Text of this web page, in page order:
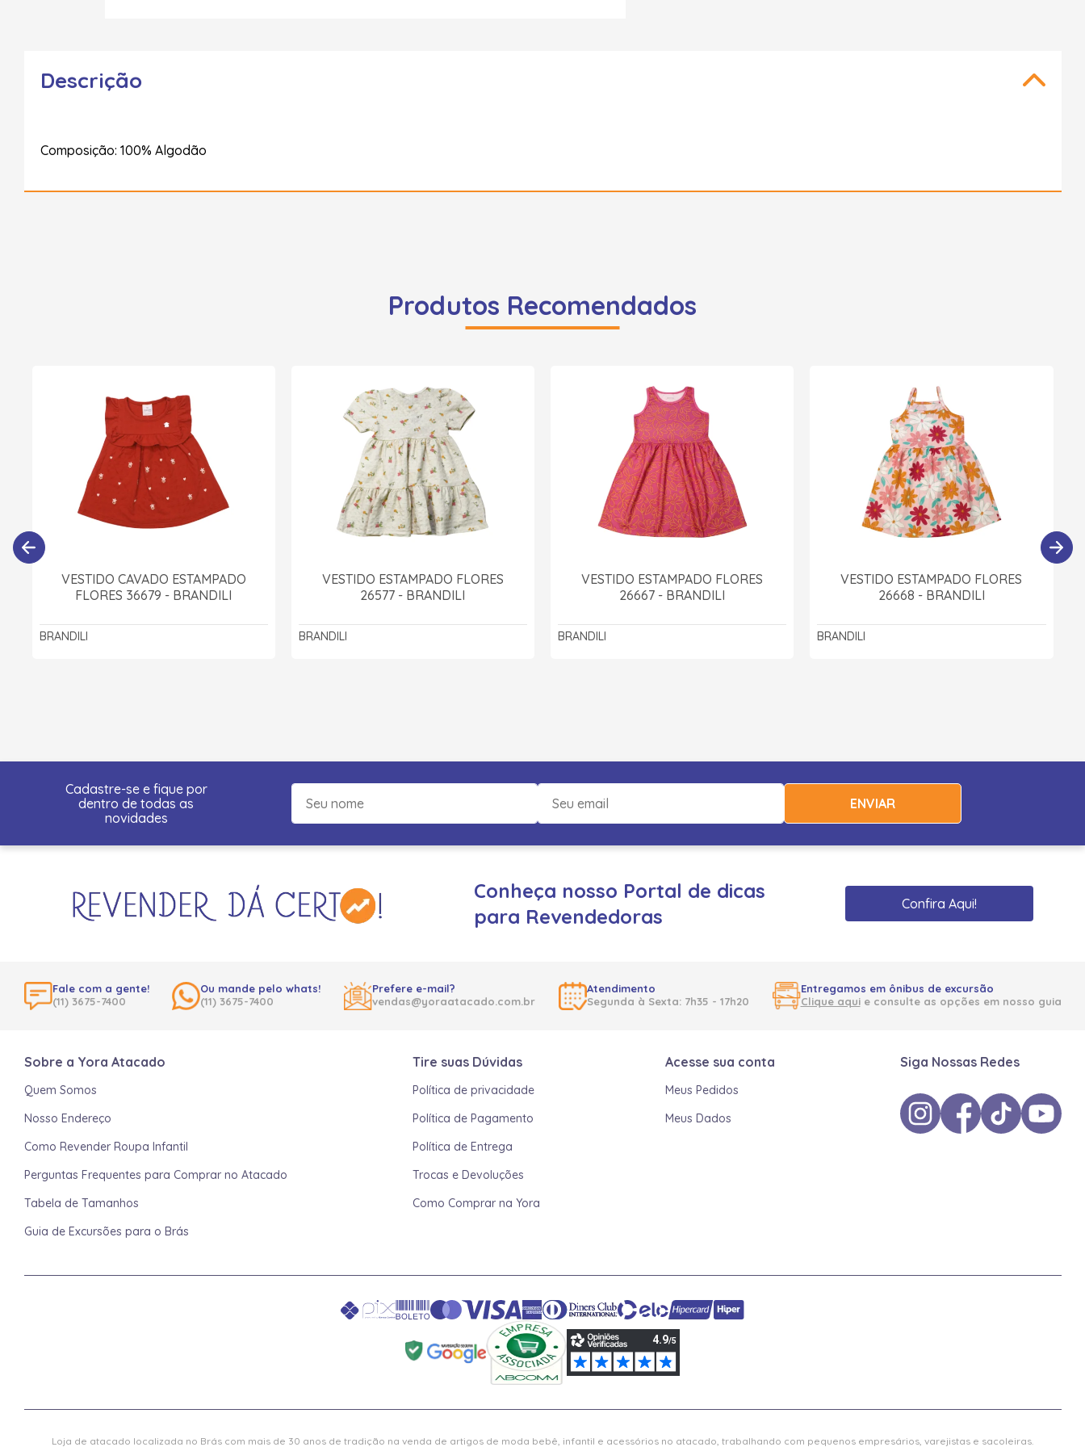
Descrição
Composição: 100% Algodão
Produtos Recomendados
VESTIDO CAVADO ESTAMPADO
FLORES 36679 - BRANDILI
BRANDILI
VESTIDO ESTAMPADO FLORES
26577 - BRANDILI
BRANDILI
VESTIDO ESTAMPADO FLORES
26667 - BRANDILI
BRANDILI
VESTIDO ESTAMPADO FLORES
26668 - BRANDILI
BRANDILI
Cadastre-se e fique por
dentro de todas as
novidades
ENVIAR
Conheça nosso Portal de dicas
para Revendedoras
Confira Aqui!
Fale com a gente!
(11) 3675-7400
Ou mande pelo whats!
(11) 3675-7400
Prefere e-mail?
vendas@yoraatacado.com.br
Atendimento
Segunda à Sexta: 7h35 - 17h20
Entregamos em ônibus de excursão
Clique aquie consulte as opções em nosso guia
Sobre a Yora Atacado
Quem Somos
Nosso Endereço
Como Revender Roupa Infantil
Perguntas Frequentes para Comprar no Atacado
Tabela de Tamanhos
Guia de Excursões para o Brás
Tire suas Dúvidas
Política de privacidade
Política de Pagamento
Política de Entrega
Trocas e Devoluções
Como Comprar na Yora
Acesse sua conta
Meus Pedidos
Meus Dados
Siga Nossas Redes
Loja de atacado localizada no Brás com mais de 30 anos de tradição na venda de artigos de moda bebê, infantil e acessórios no atacado, trabalhando com pequenos empresários, varejistas e sacoleiras.